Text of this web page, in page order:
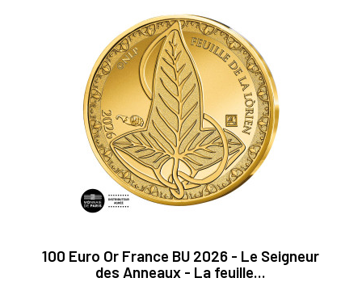
100 Euro Or France BU 2026 - Le Seigneur
des Anneaux - La feuille...